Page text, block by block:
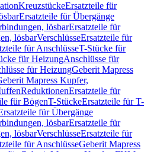
KreuzstückeErsatzteile für
Ersatzteile für Übergänge
lösbarErsatzteile für
lösbarVerschlüsseErsatzteile für
für AnschlüsseT-Stücke für
für HeizungAnschlüsse für
für HeizungGeberit Mapress
Mapress Kupfer,
ReduktionenErsatzteile für
für BögenT-StückeErsatzteile für T-
für Übergänge
lösbarErsatzteile für
lösbarVerschlüsseErsatzteile für
für AnschlüsseGeberit Mapress